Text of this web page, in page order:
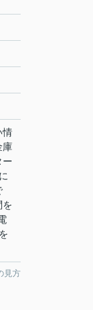
情
庫
ー
を
見方